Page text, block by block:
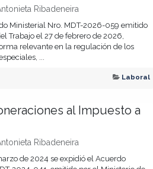
Ribadeneira
Ministerial Nro. MDT-2026-059 emitido
Trabajo el 27 de febrero de 2026,
relevante en la regulación de los
...
Laboral
al Impuesto a
Ribadeneira
de 2024 se expidió el Acuerdo